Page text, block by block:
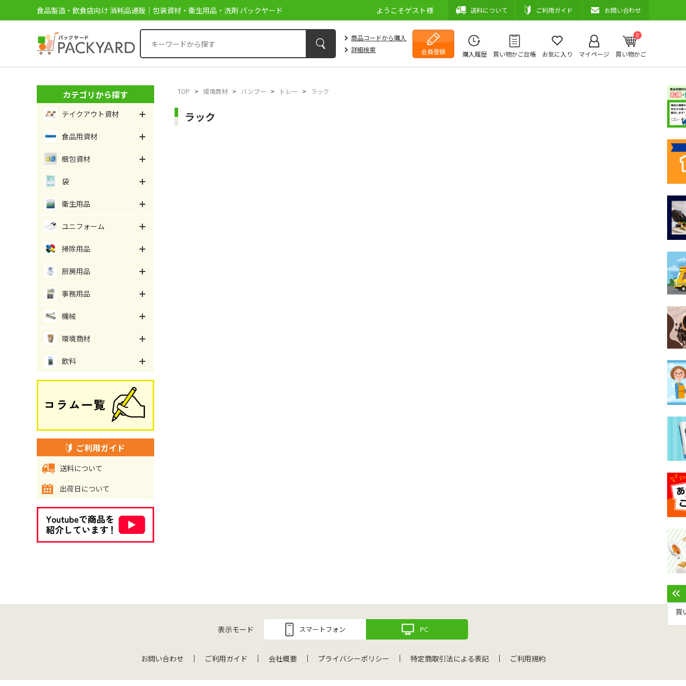
食品製造・飲食店向け 消耗品通販｜包装資材・衛生用品・洗剤 パックヤード ようこそゲスト様 送料について ご利用ガイド お問い合わせ
商品コードから購入
詳細検索
会員登録 購入履歴 買い物かご台帳 お気に入り マイページ
0
買い物かご
TOP > 環境商材 > バンブー > トレー > ラック
ラック
カテゴリから探す
テイクアウト資材
食品用資材
梱包資材
袋
衛生用品
ユニフォーム
掃除用品
厨房用品
事務用品
機械
環境商材
飲料
ご利用ガイド
送料について
出荷日について
買
表示モード
スマートフォン PC
お問い合わせ ご利用ガイド 会社概要 プライバシーポリシー 特定商取引法による表記 ご利用規約